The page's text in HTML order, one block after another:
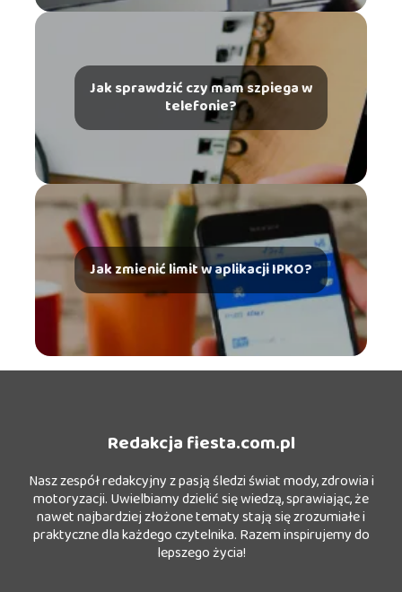
Jak sprawdzić czy mam szpiega w
telefonie?
Jak zmienić limit w aplikacji IPKO?
Redakcja fiesta.com.pl
Nasz zespół redakcyjny z pasją śledzi świat mody, zdrowia i
motoryzacji. Uwielbiamy dzielić się wiedzą, sprawiając, że
nawet najbardziej złożone tematy stają się zrozumiałe i
praktyczne dla każdego czytelnika. Razem inspirujemy do
lepszego życia!